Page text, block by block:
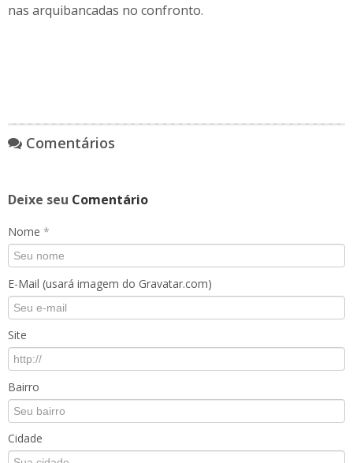
nas arquibancadas no confronto.
Comentários
Deixe seu Comentário
Nome *
E-Mail (usará imagem do Gravatar.com)
Site
Bairro
Cidade